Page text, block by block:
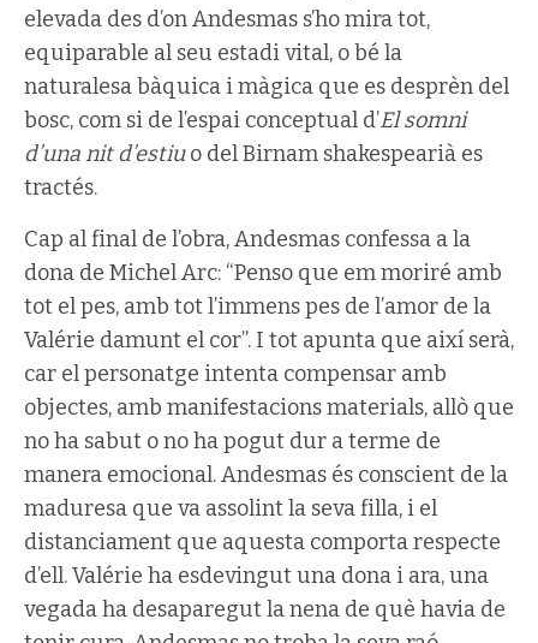
elevada des d’on Andesmas s’ho mira tot,
equiparable al seu estadi vital, o bé la
naturalesa bàquica i màgica que es desprèn del
bosc, com si de l’espai conceptual d’El somni
d’una nit d’estiuo del Birnam shakespearià es
tractés.
Cap al final de l’obra, Andesmas confessa a la
dona de Michel Arc: “Penso que em moriré amb
tot el pes, amb tot l’immens pes de l’amor de la
Valérie damunt el cor”. I tot apunta que així serà,
car el personatge intenta compensar amb
objectes, amb manifestacions materials, allò que
no ha sabut o no ha pogut dur a terme de
manera emocional. Andesmas és conscient de la
maduresa que va assolint la seva filla, i el
distanciament que aquesta comporta respecte
d’ell. Valérie ha esdevingut una dona i ara, una
vegada ha desaparegut la nena de què havia de